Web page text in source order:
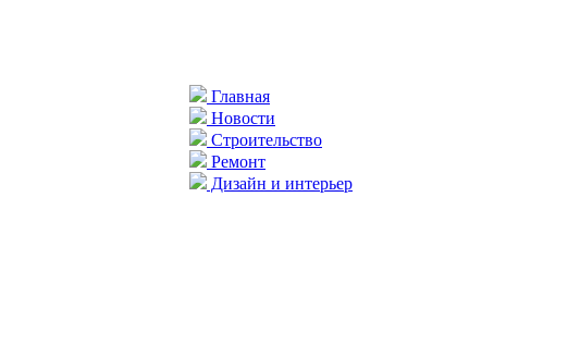
Главная
Новости
Строительство
Ремонт
Дизайн и интерьер